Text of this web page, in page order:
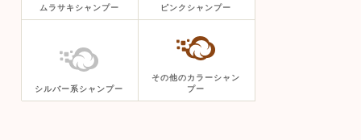
ムラサキシャンプー ピンクシャンプー
シルバー系シャンプー
その他のカラーシャン
プー